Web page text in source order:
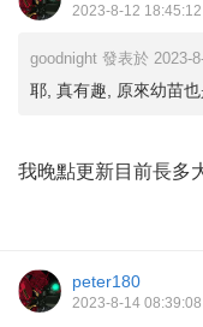
2023-8-12 18:45:12
goodnight 發表於 2023-
耶, 真有趣, 原來幼苗
我晚點更新目前長多
peter180
2023-8-14 08:39:08